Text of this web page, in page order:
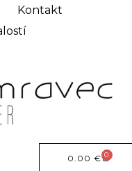
Kontakt
0.00 € 0